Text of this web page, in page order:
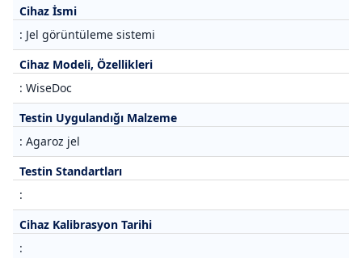
Cihaz İsmi
: Jel görüntüleme sistemi
Cihaz Modeli, Özellikleri
: WiseDoc
Testin Uygulandığı Malzeme
: Agaroz jel
Testin Standartları
:
Cihaz Kalibrasyon Tarihi
: